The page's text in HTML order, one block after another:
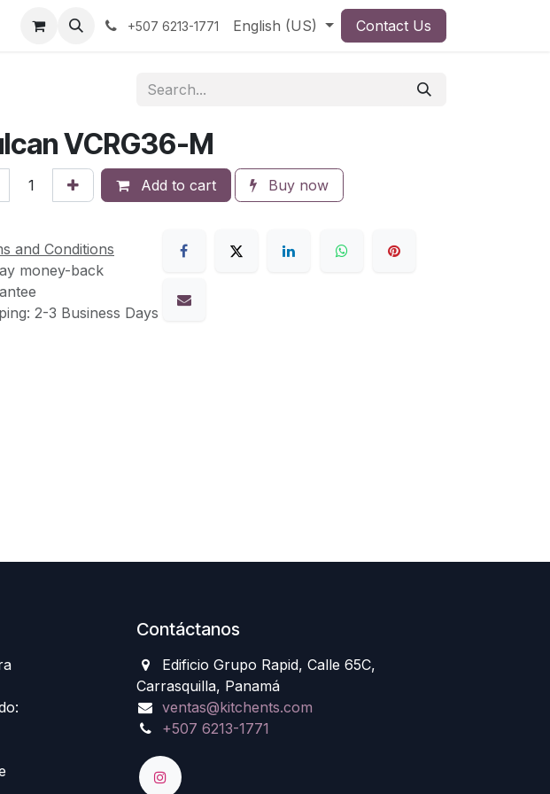
+507 6213-1771 English (US) Contact Us
VCRG36-M
Add to cart Buy now
and Conditions
money-back
2-3 Business Days
Contáctanos
Edificio Grupo Rapid, Calle 65C,
Carrasquilla, Panamá
ventas@kitchents.com
+507 6213-1771